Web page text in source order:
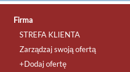
Firma
STREFA KLIENTA
Zarządzaj swoją ofertą
+Dodaj ofertę